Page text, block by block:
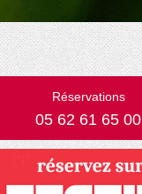
Réservations
05 62 61 65 00